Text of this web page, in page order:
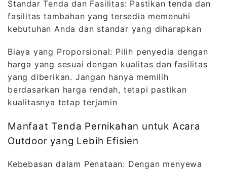
Standar Tenda dan Fasilitas: Pastikan tenda dan
fasilitas tambahan yang tersedia memenuhi
kebutuhan Anda dan standar yang diharapkan
Biaya yang Proporsional: Pilih penyedia dengan
harga yang sesuai dengan kualitas dan fasilitas
yang diberikan. Jangan hanya memilih
berdasarkan harga rendah, tetapi pastikan
kualitasnya tetap terjamin
Manfaat Tenda Pernikahan untuk Acara
Outdoor yang Lebih Efisien
Kebebasan dalam Penataan: Dengan menyewa